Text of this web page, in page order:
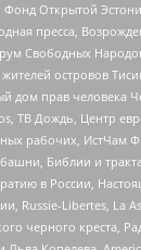
Открытой
пресса,
Свободных
островов
дом прав
ТВ Дождь, Центр
рабочих, ИстЧам
Библии и
в России,
Libertes, La
черного креста,